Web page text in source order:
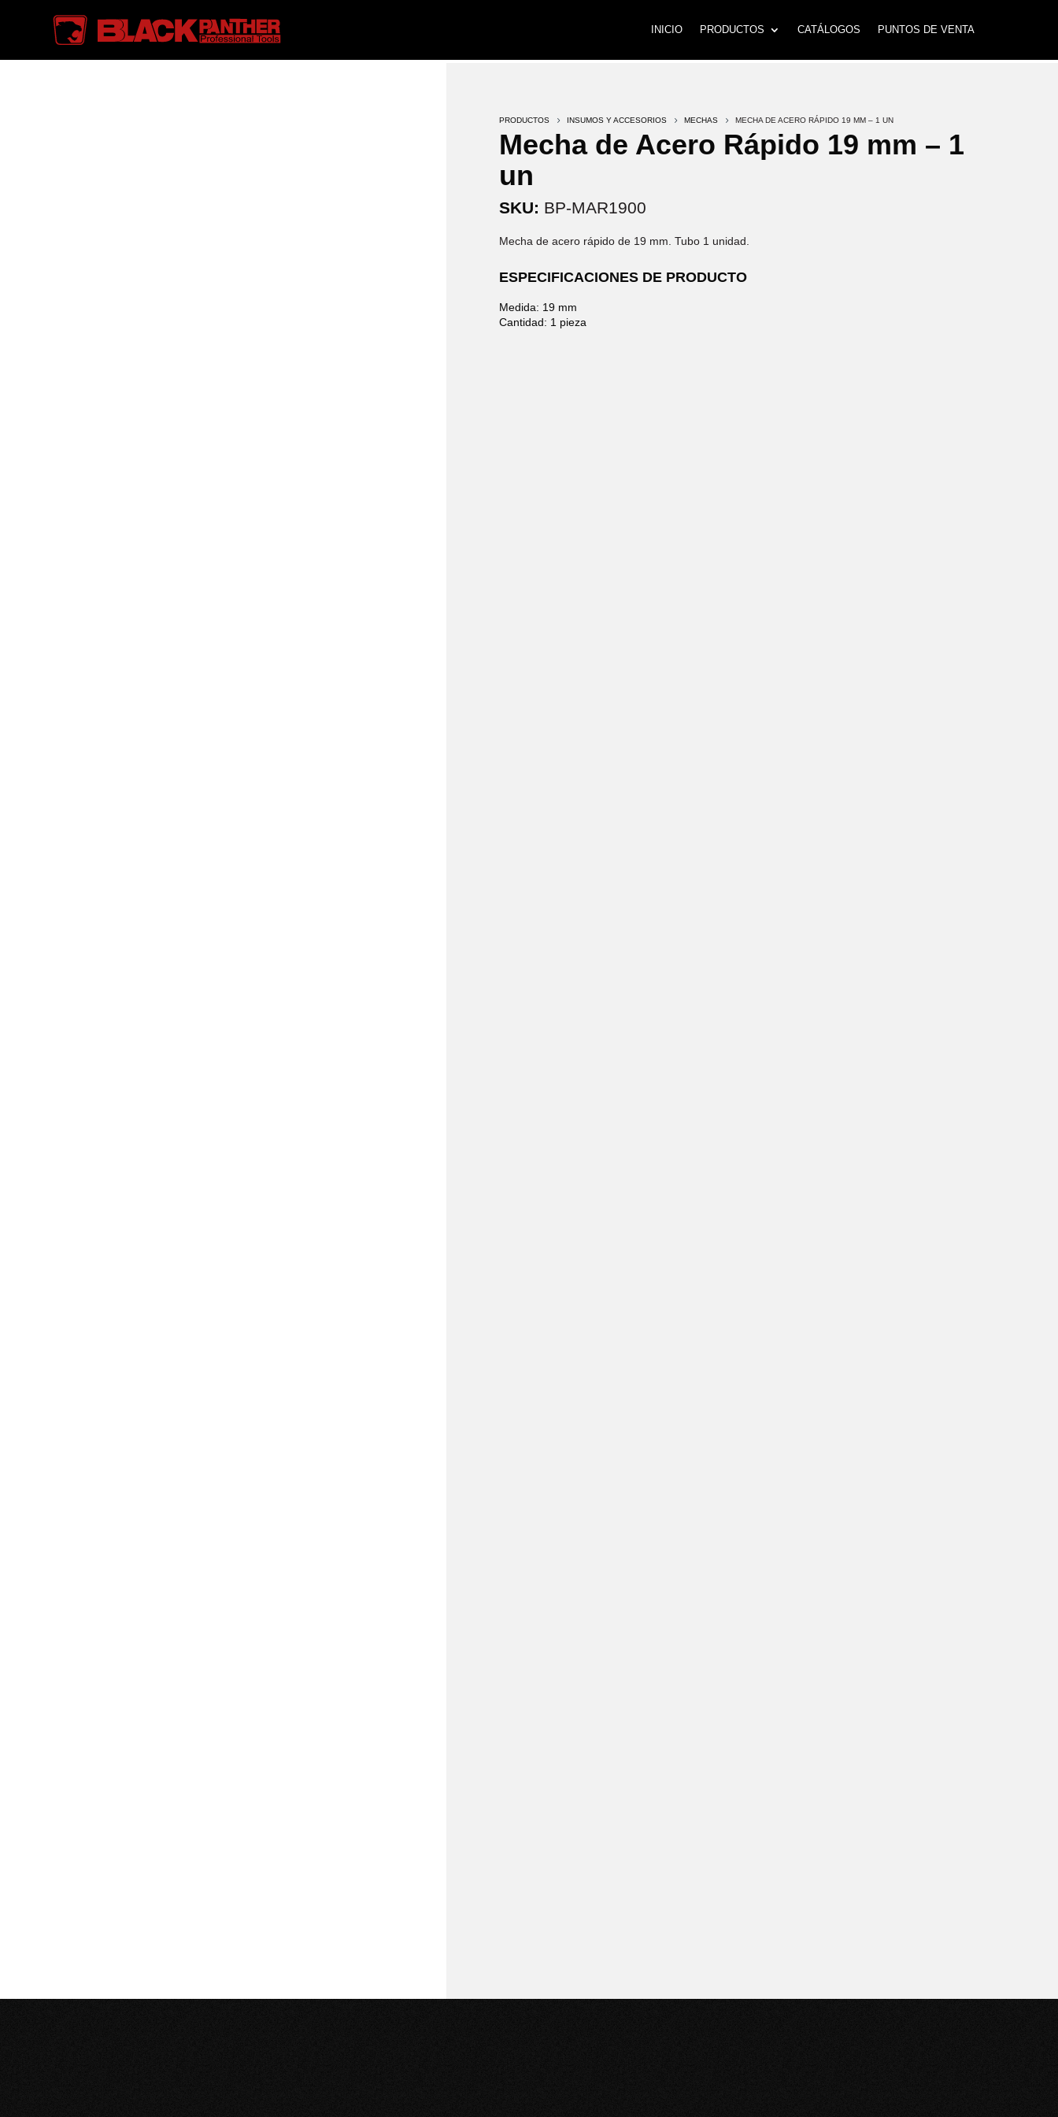
INICIO PRODUCTOS CATÁLOGOS PUNTOS DE VENTA
PRODUCTOS 5 INSUMOS Y ACCESORIOS 5 MECHAS 5 MECHA DE ACERO RÁPIDO 19 MM – 1 UN
Mecha de Acero Rápido 19 mm – 1
un
SKU: BP-MAR1900
Mecha de acero rápido de 19 mm. Tubo 1 unidad.
ESPECIFICACIONES DE PRODUCTO
Medida: 19 mm
Cantidad: 1 pieza